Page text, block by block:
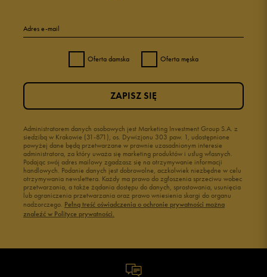
Adres e-mail
Oferta damska Oferta męska
Administratorem danych osobowych jest Marketing Investment Group S.A. z
siedzibą w Krakowie (31-871), os. Dywizjonu 303 paw. 1, udostępnione
powyżej dane będą przetwarzane w prawnie uzasadnionym interesie
administratora, za który uważa się marketing produktów i usług własnych.
Podając swój adres mailowy zgadzasz się na otrzymywanie informacji
handlowych. Podanie danych jest dobrowolne, aczkolwiek niezbędne w celu
otrzymywania newslettera. Każdy ma prawo do zgłoszenia sprzeciwu wobec
przetwarzania, a także żądania dostępu do danych, sprostowania, usunięcia
lub ograniczenia przetwarzania oraz prawo wniesienia skargi do organu
nadzorczego. Pełną treść oświadczenia o ochronie prywatności można
znaleźć w Polityce prywatności.
ZAPISZ SIĘ